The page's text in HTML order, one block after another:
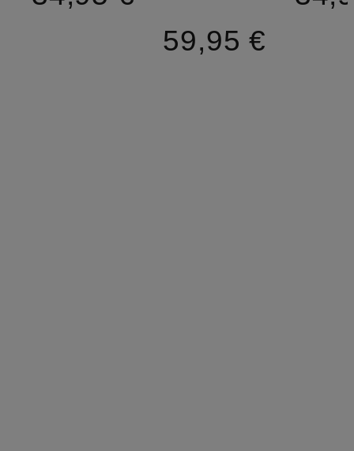
59,95 €